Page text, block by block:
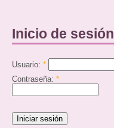
Inicio de sesión
Usuario: *
Contraseña: *